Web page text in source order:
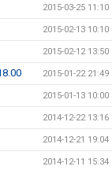
2015-03-25 11:10
2015-02-13 10:10
2015-02-12 13:50
2015-01-22 21:49
2015-01-13 10:00
2014-12-22 13:16
2014-12-21 19:04
2014-12-11 15:34